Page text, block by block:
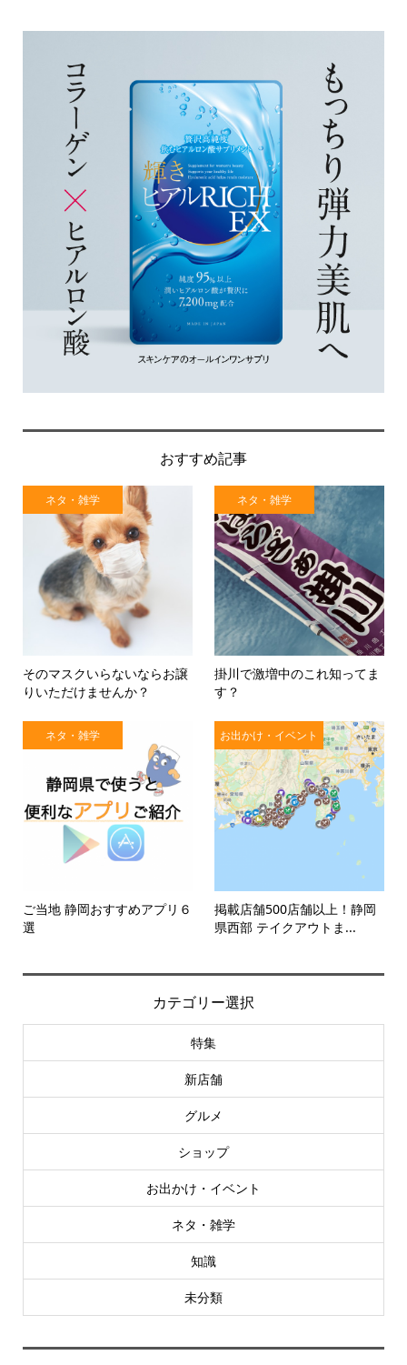
おすすめ記事
ネタ・雑学
そのマスクいらないならお譲
りいただけませんか？
ネタ・雑学
掛川で激増中のこれ知ってま
す？
ネタ・雑学
ご当地 静岡おすすめアプリ６
選
お出かけ・イベント
掲載店舗500店舗以上！静岡
県西部 テイクアウトま...
カテゴリー選択
特集
新店舗
グルメ
ショップ
お出かけ・イベント
ネタ・雑学
知識
未分類